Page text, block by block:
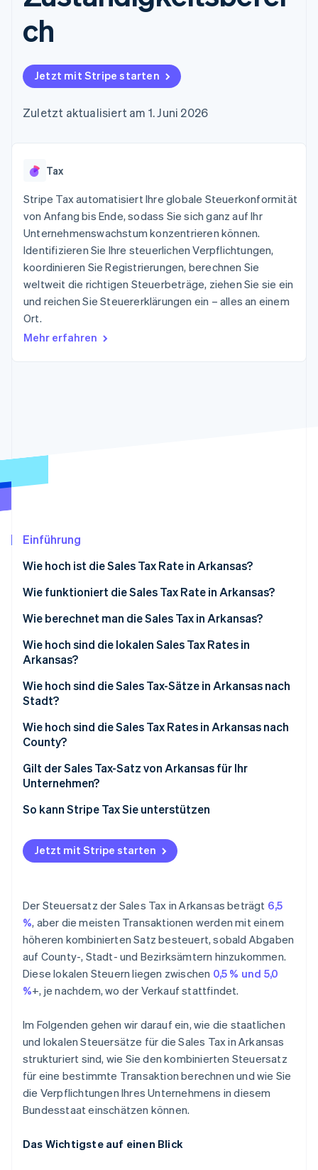
125
Terminal
Authorization
Boost
Autorisierungsraten
Link
Bezahlvorgang
Connections
Finanzdaten
Data Pipeline
Product roadmap
Ausblick
Radar
Betrugsprävention
Atlas
Geldmanagement
Medien und
Unterhaltung
Gemeinnützige
Organisationen
Fachdienstleistungen
Öffentlicher Sektor
Einzelhandel
Marktplatz auf
nutzungsbasierte
Abrechnung um
Karten ausgeben: So
Ressourcen
App-Integrationen
Code-Beispiele
Entwickler-Blog
API-Status
Stripe Press
ch
Jetzt mit Stripe starten
Zuletzt aktualisiert am 1. Juni 2026
Tax
Stripe Tax automatisiert Ihre globale Steuerkonformität
von Anfang bis Ende, sodass Sie sich ganz auf Ihr
Unternehmenswachstum konzentrieren können.
Identifizieren Sie Ihre steuerlichen Verpflichtungen,
koordinieren Sie Registrierungen, berechnen Sie
weltweit die richtigen Steuerbeträge, ziehen Sie sie ein
und reichen Sie Steuererklärungen ein – alles an einem
Ort.
Mehr erfahren
Einführung
Wie hoch ist die Sales Tax Rate in Arkansas?
Wie funktioniert die Sales Tax Rate in Arkansas?
In-State-Verkäufer/innen
Remote-Verkäufer/innen
Wie berechnet man die Sales Tax in Arkansas?
Wie hoch sind die lokalen Sales Tax Rates in
Arkansas?
Spanne der Sales Tax in Arkansas 2026
Wie hoch sind die Sales Tax-Sätze in Arkansas nach
Stadt?
Wie hoch sind die Sales Tax Rates in Arkansas nach
County?
Gilt der Sales Tax-Satz von Arkansas für Ihr
Unternehmen?
So kann Stripe Tax Sie unterstützen
Jetzt mit Stripe starten
Der Steuersatz der Sales Tax in Arkansas beträgt 6,5
%, aber die meisten Transaktionen werden mit einem
höheren kombinierten Satz besteuert, sobald Abgaben
auf County-, Stadt- und Bezirksämtern hinzukommen.
Diese lokalen Steuern liegen zwischen 0,5 % und 5,0
%+, je nachdem, wo der Verkauf stattfindet.
Im Folgenden gehen wir darauf ein, wie die staatlichen
und lokalen Steuersätze für die Sales Tax in Arkansas
strukturiert sind, wie Sie den kombinierten Steuersatz
für eine bestimmte Transaktion berechnen und wie Sie
die Verpflichtungen Ihres Unternehmens in diesem
Bundesstaat einschätzen können.
Das Wichtigste auf einen Blick